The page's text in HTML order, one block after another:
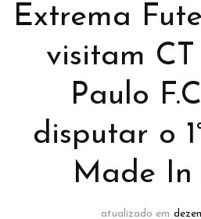
Extrema
visitam
Paulo
disputar o
Made In
atualizado em